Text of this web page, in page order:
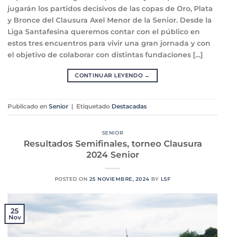
jugarán los partidos decisivos de las copas de Oro, Plata
y Bronce del Clausura Axel Menor de la Senior. Desde la
Liga Santafesina queremos contar con el público en
estos tres encuentros para vivir una gran jornada y con
el objetivo de colaborar con distintas fundaciones […]
CONTINUAR LEYENDO →
Publicado en Senior Etiquetado Destacadas
SENIOR
Resultados Semifinales, torneo Clausura
2024 Senior
POSTED ON 25 NOVIEMBRE, 2024 BY LSF
25
Nov